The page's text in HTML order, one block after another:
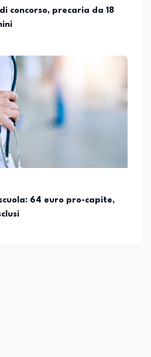
concorso, precaria da 18
64 euro pro-capite,